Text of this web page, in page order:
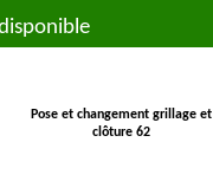
Pose et changement grillage et
clôture 62